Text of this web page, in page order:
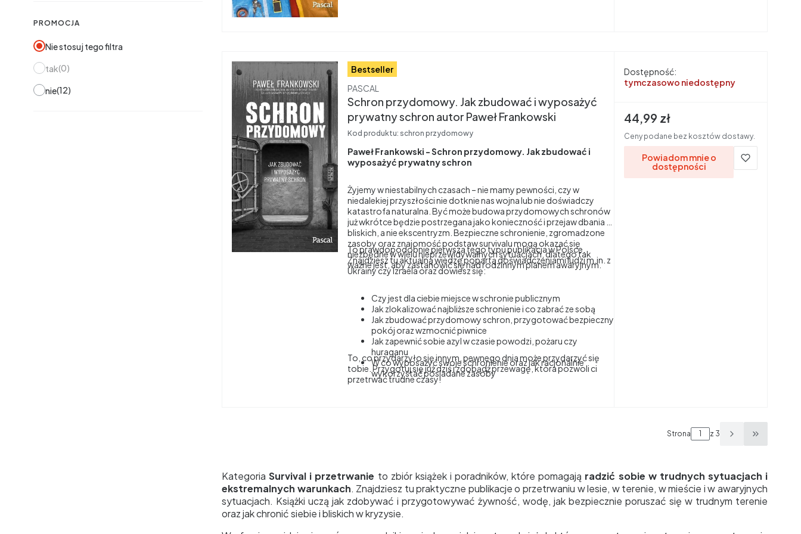
PROMOCJA
Nie stosuj tego filtra
tak 0
nie 12
Bestseller
Producent
PASCAL
Schron przydomowy. Jak zbudować i wyposażyć
prywatny schron autor Paweł Frankowski
Kod produktu: schron przydomowy
Paweł Frankowski - Schron przydomowy. Jak zbudować i
wyposażyć prywatny schron
Żyjemy w niestabilnych czasach – nie mamy pewności, czy w
niedalekiej przyszłości nie dotknie nas wojna lub nie doświadczy
katastrofa naturalna. Być może budowa przydomowych schronów
już wkrótce będzie postrzegana jako konieczność i przejaw dbania o
bliskich, a nie ekscentryzm. Bezpieczne schronienie, zgromadzone
zasoby oraz znajomość podstaw survivalu mogą okazać się
niezbędne w wielu nieprzewidywalnych sytuacjach, dlatego tak
ważne jest, aby zastanowić się nad rodzinnym planem awaryjnym.
To prawdopodobnie pierwsza tego typu publikacja w Polsce.
Znajdziesz tu aktualną wiedzę popartą doświadczeniami ludzi m.in. z
Ukrainy czy Izraela oraz dowiesz się:
Czy jest dla ciebie miejsce w schronie publicznym
Jak zlokalizować najbliższe schronienie i co zabrać ze sobą
Jak zbudować przydomowy schron, przygotować bezpieczny
pokój oraz wzmocnić piwnice
Jak zapewnić sobie azyl w czasie powodzi, pożaru czy
huraganu
W co wyposażyć swoje schronienie oraz jak racjonalnie
wykorzystać posiadane zasoby
To, co przydarzyło się innym, pewnego dnia może przydarzyć się
tobie. Przygotuj się już dziś i zdobądź przewagę, która pozwoli ci
przetrwać trudne czasy!
Dostępność:
tymczasowo niedostępny
Cena brutto
44,99 zł
Ceny podane bez kosztów dostawy.
Powiadom mnie o
dostępności
Strona z 3 Przejdź
KategoriaSurvival i przetrwanie to zbiór książek i poradników, które pomagają radzić sobie w trudnych sytuacjach i
ekstremalnych warunkach. Znajdziesz tu praktyczne publikacje o przetrwaniu w lesie, w terenie, w mieście i w awaryjnych
sytuacjach. Książki uczą jak zdobywać i przygotowywać żywność, wodę, jak bezpiecznie poruszać się w trudnym terenie
oraz jak chronić siebie i bliskich w kryzysie.